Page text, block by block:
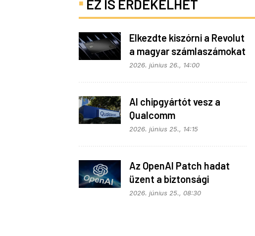
EZ IS ÉRDEKELHET
Elkezdte kiszórni a Revolut
a magyar számlaszámokat
2026. június 26., 14:00
AI chipgyártót vesz a
Qualcomm
2026. június 25., 14:15
Az OpenAI Patch hadat
üzent a biztonsági
problémáknak
2026. június 25., 08:30